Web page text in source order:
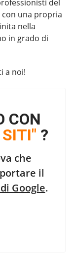
del
con una propria
nella
in grado di
a noi!
CON
?
che
il
Google.